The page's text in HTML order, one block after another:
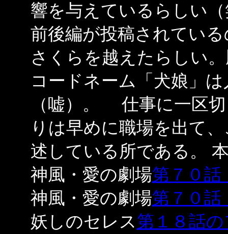
響を与えているらしい
前後編が投稿されてい
さくらを越えたらしい
コードネーム「犬娘」
（嘘）。 仕事に一区
りは早めに職場を出て
述している所である。
神風・愛の劇場第７０話
神風・愛の劇場第７０話
妖しのセレス第１８話